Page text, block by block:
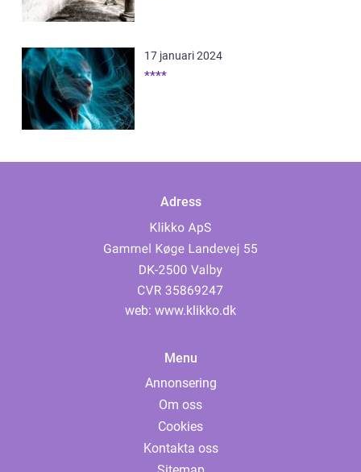
17 januari 2024
****
Adress
web: www.klikko.dk
Menu
Annonsering
Om oss
Cookies
Kontakta oss